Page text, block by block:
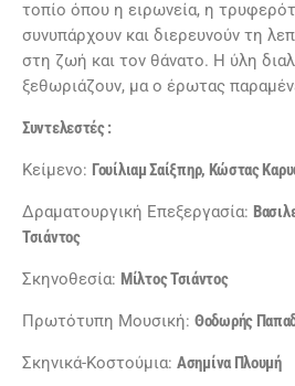
τοπίο όπου η ειρωνεία, η
συνυπάρχουν και διερευνούν τη
στη ζωή και τον θάνατο. Η ύλη
ξεθωριάζουν, μα ο έρωτας
Συντελεστές :
Κείμενο: Γουίλιαμ Σαίξπηρ, Κώστας
Δραματουργική Επεξεργασία:
Τσιάντος
Σκηνοθεσία: Μίλτος Τσιάντος
Πρωτότυπη Μουσική: Θοδωρής
Σκηνικά-Κοστούμια: Ασημίνα Πλουμή